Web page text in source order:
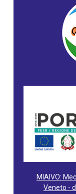
MIAIVO:
Veneto -